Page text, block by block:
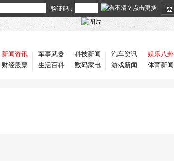
验证码：
新闻资讯
财经股票
军事武器
生活百科
科技新闻
数码家电
汽车资讯
游戏新闻
娱乐八卦
体育新闻